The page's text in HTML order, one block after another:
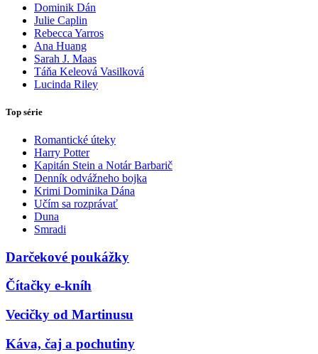
Dominik Dán
Julie Caplin
Rebecca Yarros
Ana Huang
Sarah J. Maas
Táňa Keleová Vasilková
Lucinda Riley
Top série
Romantické úteky
Harry Potter
Kapitán Stein a Notár Barbarič
Denník odvážneho bojka
Krimi Dominika Dána
Učím sa rozprávať
Duna
Smradi
Darčekové poukážky
Čítačky e-kníh
Vecičky od Martinusu
Káva, čaj a pochutiny